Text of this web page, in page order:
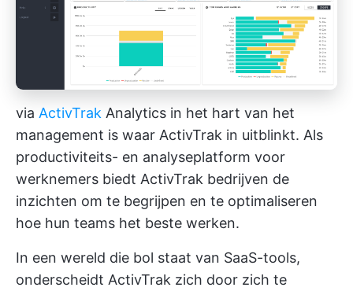
via ActivTrak Analytics in het hart van het
management is waar ActivTrak in uitblinkt. Als
productiviteits- en analyseplatform voor
werknemers biedt ActivTrak bedrijven de
inzichten om te begrijpen en te optimaliseren
hoe hun teams het beste werken.
In een wereld die bol staat van SaaS-tools,
onderscheidt ActivTrak zich door zich te